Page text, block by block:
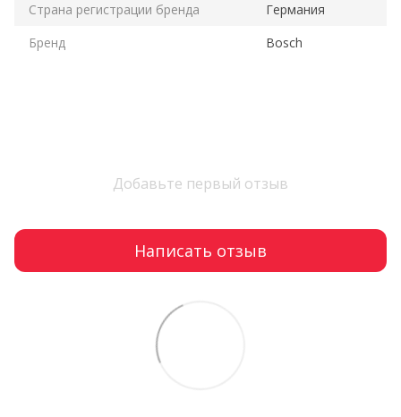
Страна регистрации бренда
Германия
Бренд
Bosch
Добавьте первый отзыв
Написать отзыв